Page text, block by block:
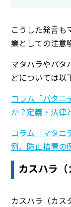
こうした発言も
業としての注意
マタハラやパタ
どについては以
コラム「パタニ
か？定義・法律
コラム「マタニ
例、防止措置の
カスハラ（
カスハラ（カス